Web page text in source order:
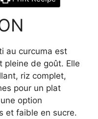
au curcuma est
pleine de goût. Elle
riz complet,
pour un plat
option
et faible en sucre.